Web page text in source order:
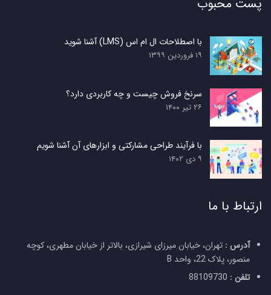
پست محبوب
با اصطلاحات ال ام اس (LMS) آشنا شوید
۱۹ فروردین ۱۳۹۹
سرنخ فروش چیست و چه کاربردی دارد؟
۲۶ تیر ۱۴۰۰
با فرآیند طراحی مشارکتی و ابزارهای آن آشنا شویم
۹ دی ۱۴۰۲
ارتباط با ما
آدرس : تهران، خیابان میرزای شیرازی، بالاتر از خیابان مطهری، کوچه
منصور، پلاک 22، واحد B
تلفن :